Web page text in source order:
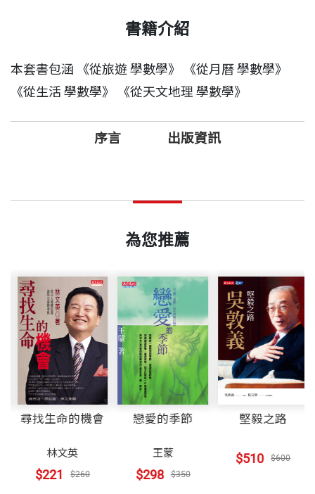
書籍介紹
本套書包涵 《從旅遊 學數學》 《從月曆 學數學》
《從生活 學數學》 《從天文地理 學數學》
序言 出版資訊
鳴鳥叫蛙鼓，常流連忘返於如仙境般的意境。 昆
完美，似乎無可挑剔。螢火蟲黑夜間的漫天飛舞，也
是一種美，但光芒若能多些色調，會更美不勝收，童
年的我曾捕捉飛舞的黑翅螢，將其發光部位塗上七彩
色筆，結果並沒有像預期般有七彩的光芒，反而成了
一隻暗淡的蟲子。蟋蟀的聲音也曾讓我覺得單調乏
味，若能夠發出Do-Re-Mi-Fa-So-La-Si的音調，該多
完美。 直到西元1999年秋天，聽到日本鐘蟋
始積極尋找曾經聽過及未聽過的蟲聲。到目前為止，
雖然仍沒有找到發出Do-Re-Mi-Fa-So音調的蟋蟀，但
出版日期 2009/03/03
出版社 天下文化
裝幀 平裝
為您推薦
尋找生命的機會
林文英
$221 $260
戀愛的季節
王蒙
$298 $350
堅毅之路
$510 $600